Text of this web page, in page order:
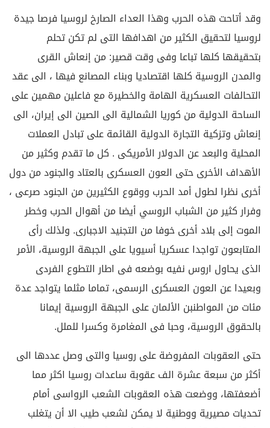
وقد أتاحت هذه الحرب وهذا العداء الصارخ لروسيا فرصا جيدة
لروسيا لتحقيق الكثير من اهدافها التى لم تكن تحلم
بتحقيقها كلها تباعا وفى وقت قصير: من إنعاش القرى
والمدن الروسية كلها اقتصاديا وبناء المصانع فيها ، الى عقد
التحالفات العسكرية الهامة والخطيرة مع فاعلين مهمين على
الساحة الدولية من كوريا الشمالية الى الصين الى إيران، الى
إنعاش وتزكية التجارة الدولية القائمة على تبادل العملات
المحلية والبعد عن الدولار الأمريكى . كل ما تقدم وكثير من
الأهداف الأخرى حتى العون العسكرى بالعتاد والجنود من دول
أخرى نظرا لطول أمد الحرب ووقوع الكثيرين من الجنود صرعى ،
وفرار كثير من الشباب الروسي أيضا من أهوال الحرب وخطر
الموت إلى بلاد أخرى خوفا من التجنيد الاجبارى. ولذلك رأى
المتابعون تواجدا عسكريا أسيويا على الجبهة الروسية، الأمر
الذى يحاول اروس نفيه بوضعه فى اطار التطوع الفردى
وبعيدا عن العون العسكرى الرسمى، تماما مثلما يتواجد عدة
مئات من المواطنبن الألمان على الجبهة الروسية إيمانا
بالحقوق الروسية، وحبا فى المغامرة وكسرا للملل.
حتى العقوبات المفروضة على روسيا والتى وصل عددها الى
أكثر من سبعة عشرة الف عقوبة ساعدات روسيا اكثر مما
أضعفتها، ووضعت هذه العقوبات الشعب الرواسى أمام
تحديات مصيرية ووطنية لا يمكن لشعب طيب الا أن يتغلب